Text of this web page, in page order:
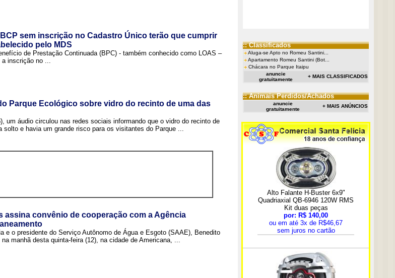
sem inscrição no Cadastro Único terão que cumprir
pelo MDS
de Prestação Continuada (BPC) - também conhecido como LOAS –
a inscrição no ...
Parque Ecológico sobre vidro do recinto de uma das
um áudio circulou nas redes sociais informando que o vidro do recinto de
solto e havia um grande risco para os visitantes do Parque ...
assina convênio de cooperação com a Agência
e o presidente do Serviço Autônomo de Água e Esgoto (SAAE), Benedito
manhã desta quinta-feira (12), na cidade de Americana, ...
:: Classificados
Aluga-se Apto no Romeu Santini...
Apartamento Romeu Santini (Bot...
Chácara no Parque Itaipu
anuncie
gratuitamente
+ MAIS CLASSIFICADOS
:: Animais Perdidos/Achados
anuncie
gratuitamente
+ MAIS ANÚNCIOS